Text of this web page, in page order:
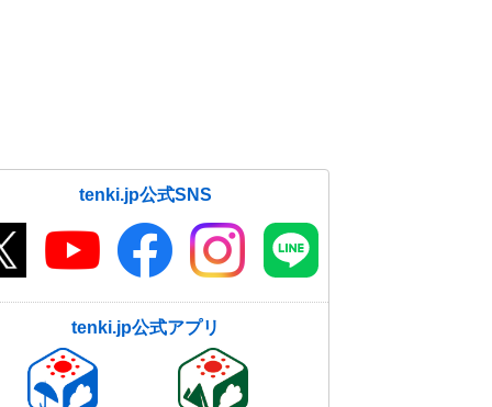
tenki.jp公式SNS
tenki.jp公式アプリ